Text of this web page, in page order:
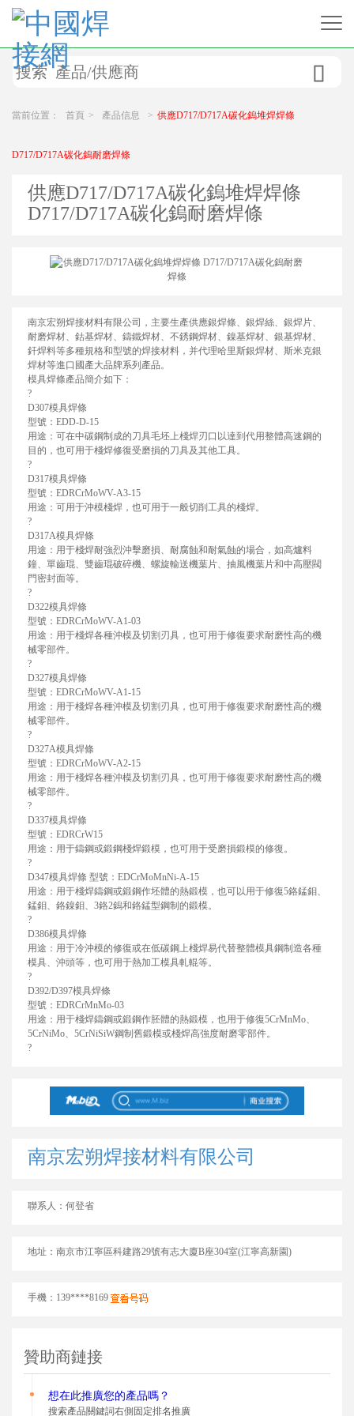

當前位置： 首頁 > 產品信息 > 供應D717/D717A碳化鎢堆焊焊條
D717/D717A碳化鎢耐磨焊條
供應D717/D717A碳化鎢堆焊焊條
D717/D717A碳化鎢耐磨焊條
南京宏朔焊接材料有限公司，主要生產供應銀焊條、銀焊絲、銀焊片、
耐磨焊材、鈷基焊材、鑄鐵焊材、不銹鋼焊材、鎳基焊材、銀基焊材、
釬焊料等多種規格和型號的焊接材料，并代理哈里斯銀焊材、斯米克銀
焊材等進口國產大品牌系列產品。
模具焊條產品簡介如下：
?
D307模具焊條
型號：EDD-D-15
用途：可在中碳鋼制成的刀具毛坯上棧焊刃口以達到代用整體高速鋼的
目的，也可用于棧焊修復受磨損的刀具及其他工具。
?
D317模具焊條
型號：EDRCrMoWV-A3-15
用途：可用于沖模棧焊，也可用于一般切削工具的棧焊。
?
D317A模具焊條
用途：用于棧焊耐強烈沖擊磨損、耐腐蝕和耐氣蝕的場合，如高爐料
鐘、單齒琨、雙齒琨破碎機、螺旋輸送機葉片、抽風機葉片和中高壓閥
門密封面等。
?
D322模具焊條
型號：EDRCrMoWV-A1-03
用途：用于棧焊各種沖模及切割刃具，也可用于修復要求耐磨性高的機
械零部件。
?
D327模具焊條
型號：EDRCrMoWV-A1-15
用途：用于棧焊各種沖模及切割刃具，也可用于修復要求耐磨性高的機
械零部件。
?
D327A模具焊條
型號：EDRCrMoWV-A2-15
用途：用于棧焊各種沖模及切割刃具，也可用于修復要求耐磨性高的機
械零部件。
?
D337模具焊條
型號：EDRCrW15
用途：用于鑄鋼或鍛鋼棧焊鍛模，也可用于受磨損鍛模的修復。
?
D347模具焊條 型號：EDCrMoMnNi-A-15
用途：用于棧焊鑄鋼或鍛鋼作坯體的熱鍛模，也可以用于修復5鉻錳鉬、
錳鉬、鉻鎳鉬、3鉻2鎢和鉻錳型鋼制的鍛模。
?
D386模具焊條
用途：用于冷沖模的修復或在低碳鋼上棧焊易代替整體模具鋼制造各種
模具、沖頭等，也可用于熱加工模具軋輥等。
?
D392/D397模具焊條
型號：EDRCrMnMo-03
用途：用于棧焊鑄鋼或鍛鋼作胚體的熱鍛模，也用于修復5CrMnMo、
5CrNiMo、5CrNiSiW鋼制舊鍛模或棧焊高強度耐磨零部件。
?
南京宏朔焊接材料有限公司
聯系人：何登省
地址：南京市江寧區科建路29號有志大廈B座304室(江寧高新園)
手機：139****8169
贊助商鏈接
想在此推廣您的產品嗎？
搜索產品關鍵詞右側固定排名推廣